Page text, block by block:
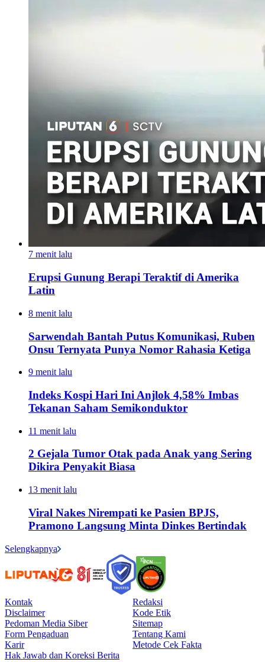
7 menit lalu
Erupsi Gunung Berapi Teraktif di Amerika
Latin
8 menit lalu
Sarwendah Bantah Putus Komunikasi, Ruben
Onsu Ternyata Punya Nomor Rahasia Ketiga
9 menit lalu
Indeks Kospi Hari Ini Anjlok 4,58% Imbas
Tekanan Saham Semikonduktor
11 menit lalu
2 Gejala Tumor Otak pada Anak yang Sering
Dikira Penyakit Biasa
13 menit lalu
Viral Nakes Nirempati ke Pasien BPJS,
Pramono Langsung Minta Dinkes Bertindak
Selengkapnya
Kontak
Redaksi
Disclaimer
Kode Etik
Pedoman Media Siber
Sitemap
Form Pengaduan
Tentang Kami
Karir
Metode Cek Fakta
Hak Jawab dan Koreksi Berita